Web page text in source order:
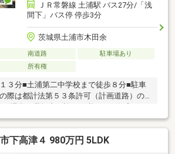
ＪＲ常磐線 土浦駅 バス27分/「浅
間下」バス停 停歩3分
茨城県土浦市木田余
南道路
駐車場あり
所有権
３分■土浦第二中学校まで徒歩８分■駐車
際は都計法第５３条許可（計画道路）の
の流れ、税金や補助金などマイホーム全
による事前相談受付中！店内ではキッズス
台をご用意◎お子様連れでも安心です♪
下高津４ 980万円 5LDK